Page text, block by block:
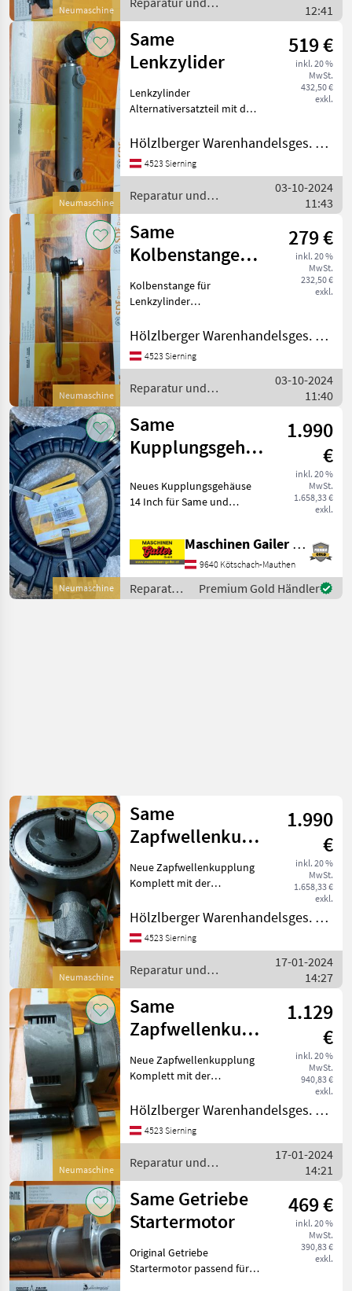
Neumaschine
Same:
Ersatzteile / Same
12:41
Neumaschine
Same
Lenkzylider
519 €
inkl. 20 %
MwSt.
432,50 €
exkl.
Lenkzylinder
Alternativersatzteil mit der
193.6362.4.P Passend zu
Same Allradtraktoren:
Condor Minitaurus Solar 60
Hölzlberger Warenhandelsges. m. b. H.
4523 Sierning
Reparatur und
Ersatzteile / Same
03-10-2024
11:43
Neumaschine
Same
Kolbenstange
für Lenkzylinder
279 €
inkl. 20 %
MwSt.
232,50 €
exkl.
Kolbenstange für
Lenkzylinder
Originalersatzteilnummer:
193.6369.3P Passend zu
Same Allrad Traktoren:
Tauru
Hölzlberger Warenhandelsges. m. b. H.
4523 Sierning
Reparatur und
Ersatzteile / Same
03-10-2024
11:40
Neumaschine
Same
Kupplungsgehäuse
0.164.2310.0/10
1.990
€
inkl. 20 %
MwSt.
1.658,33 €
exkl.
Neues Kupplungsgehäuse
14 Inch für Same und
0.164.2310.0/10
Kupplungsgehäuse SDF
Artikelnummer:
2.2999.003.0 Lager P
Maschinen Gailer GmbH
9640 Kötschach-Mauthen
Reparatur
und
Premium Gold Händler
Neumaschine
Same
Zapfwellenkupplung
Komplett
1.990
€
inkl. 20 %
MwSt.
1.658,33 €
exkl.
Neue Zapfwellenkupplung
Komplett mit der
Passend zu: Same Laser 90-
110 Same Jaguar 95/100
Same Leopard 85/90 Same
Hölzlberger Warenhandelsges. m. b. H.
4523 Sierning
Reparatur und
Ersatzteile / Same
17-01-2024
14:27
Neumaschine
Same
Zapfwellenkupplung
Komplett
1.129
€
inkl. 20 %
MwSt.
940,83 €
exkl.
Neue Zapfwellenkupplung
Komplett mit der
Hydraulisch angesteuert,
5+5 Belege Passend zu:
Same Silver 80-100.6 Same
Hölzlberger Warenhandelsges. m. b. H.
4523 Sierning
Reparatur und
Ersatzteile / Same
17-01-2024
14:21
Same Getriebe
Startermotor
469 €
inkl. 20 %
MwSt.
390,83 €
exkl.
Original Getriebe
Startermotor passend für